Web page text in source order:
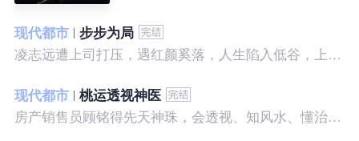
现代都市
步步为局
凌志远遭上司打压，遇红颜奚落，人生陷入低谷，上帝在关上一扇门的同时，势必会留下一扇窗，面对稍纵即逝的机会，他果断出手了……
现代都市
桃运透视神医
房产销售员顾铭得先天神珠，会透视、知风水、懂治病、有神通，开始逆袭人生。